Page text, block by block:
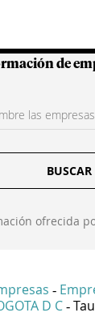
de
BUSCAR
ofrecida
-
D C -